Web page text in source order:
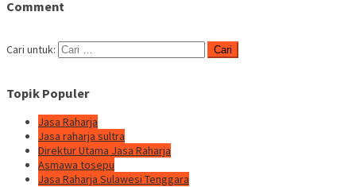
Comment
Cari untuk:
Topik Populer
Jasa Raharja
Jasa raharja sultra
Direktur Utama Jasa Raharja
Asmawa tosepu
Jasa Raharja Sulawesi Tenggara